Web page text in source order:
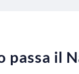
passa il